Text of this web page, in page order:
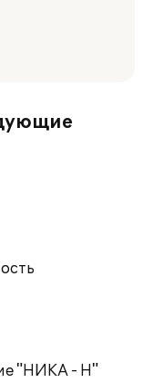
"НИКА - Н"